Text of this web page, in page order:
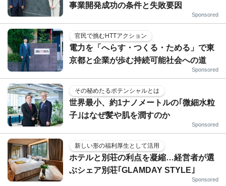
事業開発成功の条件と失敗要因
Sponsored
官民で挑むHTTアクション
電力を「へらす・つくる・ためる」で東
京都と企業が歩む持続可能社会への道
Sponsored
その秘めたるポテンシャルとは
世界最小、約1ナノメートルの｢微細水粒
子｣はなぜ髪や肌を潤すのか
Sponsored
新しい形の福利厚生として活用
ホテルと別荘の利点を凝縮…経営者が選
ぶシェア別荘｢GLAMDAY STYLE｣
Sponsored